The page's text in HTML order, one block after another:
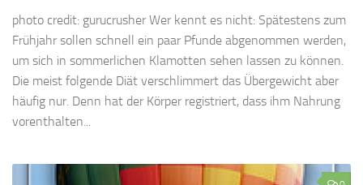
photo credit: gurucrusher Wer kennt es nicht: Spätestens zum
Frühjahr sollen schnell ein paar Pfunde abgenommen werden,
um sich in sommerlichen Klamotten sehen lassen zu können.
Die meist folgende Diät verschlimmert das Übergewicht aber
häufig nur. Denn hat der Körper registriert, dass ihm Nahrung
vorenthalten...